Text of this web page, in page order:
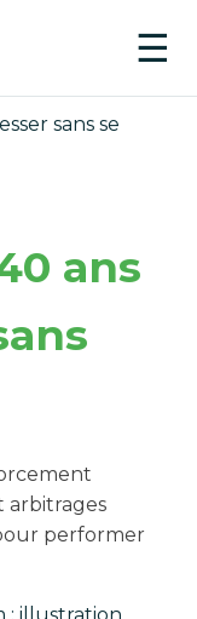
☰
sans se
ans
arbitrages
performer